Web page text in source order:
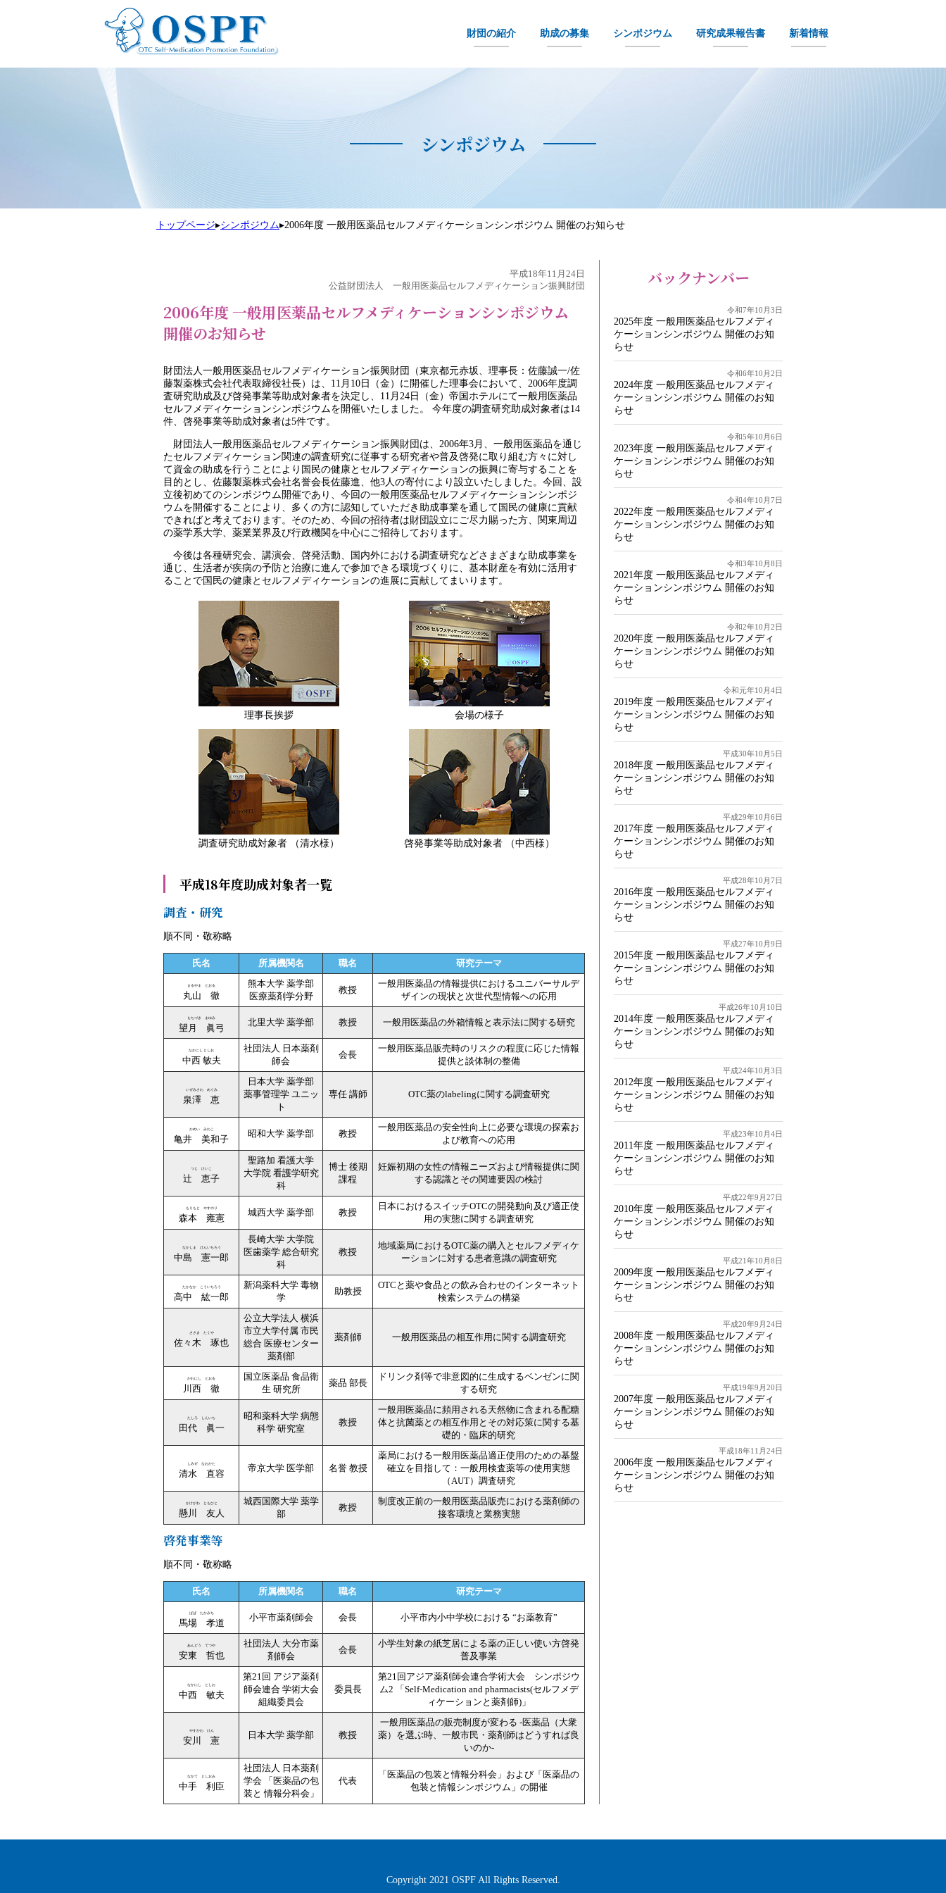
財団の紹介 助成の募集 シンポジウム 研究成果報告書 新着情報
シンポジウム
トップページ▸シンポジウム▸2006年度 一般用医薬品セルフメディケーションシンポジウム 開催のお知らせ
平成18年11月24日
公益財団法人 一般用医薬品セルフメディケーション振興財団
2006年度 一般用医薬品セルフメディケーションシンポジウム
開催のお知らせ
財団法人一般用医薬品セルフメディケーション振興財団（東京都元赤坂、理事長：佐藤誠一/佐
藤製薬株式会社代表取締役社長）は、11月10日（金）に開催した理事会において、2006年度調
査研究助成及び啓発事業等助成対象者を決定し、11月24日（金）帝国ホテルにて一般用医薬品
セルフメディケーションシンポジウムを開催いたしました。 今年度の調査研究助成対象者は14
件、啓発事業等助成対象者は5件です。
財団法人一般用医薬品セルフメディケーション振興財団は、2006年3月、一般用医薬品を通じ
たセルフメディケーション関連の調査研究に従事する研究者や普及啓発に取り組む方々に対し
て資金の助成を行うことにより国民の健康とセルフメディケーションの振興に寄与することを
目的とし、佐藤製薬株式会社名誉会長佐藤進、他3人の寄付により設立いたしました。今回、設
立後初めてのシンポジウム開催であり、今回の一般用医薬品セルフメディケーションシンポジ
ウムを開催することにより、多くの方に認知していただき助成事業を通して国民の健康に貢献
できればと考えております。そのため、今回の招待者は財団設立にご尽力賜った方、関東周辺
の薬学系大学、薬業業界及び行政機関を中心にご招待しております。
今後は各種研究会、講演会、啓発活動、国内外における調査研究などさまざまな助成事業を
通じ、生活者が疾病の予防と治療に進んで参加できる環境づくりに、基本財産を有効に活用す
ることで国民の健康とセルフメディケーションの進展に貢献してまいります。
理事長挨拶 会場の様子
調査研究助成対象者 （清水様） 啓発事業等助成対象者 （中西様）
平成18年度助成対象者一覧
調査・研究
順不同・敬称略
氏名 所属機関名 職名 研究テーマ
まるやま とおる
丸山 徹
熊本大学 薬学部
医療薬剤学分野
教授
一般用医薬品の情報提供におけるユニバーサルデ
ザインの現状と次世代型情報への応用
もちづき まゆみ
望月 眞弓
北里大学 薬学部 教授 一般用医薬品の外箱情報と表示法に関する研究
なかにし としお
中西 敏夫
社団法人 日本薬剤
師会
会長
一般用医薬品販売時のリスクの程度に応じた情報
提供と談体制の整備
いずみさわ めぐみ
泉澤 恵
日本大学 薬学部
薬事管理学 ユニッ
ト
専任 講師 OTC薬のlabelingに関する調査研究
かめい みわこ
亀井 美和子
昭和大学 薬学部 教授
一般用医薬品の安全性向上に必要な環境の探索お
よび教育への応用
つじ けいこ
辻 恵子
聖路加 看護大学
大学院 看護学研究
科
博士 後期
課程
妊娠初期の女性の情報ニーズおよび情報提供に関
する認識とその関連要因の検討
もりもと やすのり
森本 雍憲
城西大学 薬学部 教授
日本におけるスイッチOTCの開発動向及び適正使
用の実態に関する調査研究
なかしま けんいちろう
中島 憲一郎
長崎大学 大学院
医歯薬学 総合研究
科
教授
地域薬局におけるOTC薬の購入とセルフメディケ
ーションに対する患者意識の調査研究
たかなか こういちろう
高中 紘一郎
新潟薬科大学 毒物
学
助教授
OTCと薬や食品との飲み合わせのインターネット
検索システムの構築
ささき たくや
佐々木 琢也
公立大学法人 横浜
市立大学付属 市民
総合 医療センター
薬剤部
薬剤師 一般用医薬品の相互作用に関する調査研究
かわにし とおる
川西 徹
国立医薬品 食品衛
生 研究所
薬品 部長
ドリンク剤等で非意図的に生成するベンゼンに関
する研究
たしろ しんいち
田代 眞一
昭和薬科大学 病態
科学 研究室
教授
一般用医薬品に頻用される天然物に含まれる配糖
体と抗菌薬との相互作用とその対応策に関する基
礎的・臨床的研究
しみず なおかた
清水 直容
帝京大学 医学部 名誉 教授
薬局における一般用医薬品適正使用のための基盤
確立を目指して：一般用検査薬等の使用実態
（AUT）調査研究
かけがわ ともひと
懸川 友人
城西国際大学 薬学
部
教授
制度改正前の一般用医薬品販売における薬剤師の
接客環境と業務実態
啓発事業等
順不同・敬称略
氏名 所属機関名 職名 研究テーマ
ばば たかみち
馬場 孝道
小平市薬剤師会 会長 小平市内小中学校における “お薬教育”
あんどう てつや
安東 哲也
社団法人 大分市薬
剤師会
会長
小学生対象の紙芝居による薬の正しい使い方啓発
普及事業
なかにし としお
中西 敏夫
第21回 アジア薬剤
師会連合 学術大会
組織委員会
委員長
第21回アジア薬剤師会連合学術大会 シンポジウ
ム2 「Self-Medication and pharmacists(セルフメデ
ィケーションと薬剤師)」
やすかわ けん
安川 憲
日本大学 薬学部 教授
一般用医薬品の販売制度が変わる -医薬品（大衆
薬）を選ぶ時、一般市民・薬剤師はどうすれば良
いのか-
なかて としおみ
中手 利臣
社団法人 日本薬剤
学会 「医薬品の包
装と 情報分科会」
代表
「医薬品の包装と情報分科会」および「医薬品の
包装と情報シンポジウム」の開催
バックナンバー
令和7年10月3日
2025年度 一般用医薬品セルフメディ
ケーションシンポジウム 開催のお知
らせ
令和6年10月2日
2024年度 一般用医薬品セルフメディ
ケーションシンポジウム 開催のお知
らせ
令和5年10月6日
2023年度 一般用医薬品セルフメディ
ケーションシンポジウム 開催のお知
らせ
令和4年10月7日
2022年度 一般用医薬品セルフメディ
ケーションシンポジウム 開催のお知
らせ
令和3年10月8日
2021年度 一般用医薬品セルフメディ
ケーションシンポジウム 開催のお知
らせ
令和2年10月2日
2020年度 一般用医薬品セルフメディ
ケーションシンポジウム 開催のお知
らせ
令和元年10月4日
2019年度 一般用医薬品セルフメディ
ケーションシンポジウム 開催のお知
らせ
平成30年10月5日
2018年度 一般用医薬品セルフメディ
ケーションシンポジウム 開催のお知
らせ
平成29年10月6日
2017年度 一般用医薬品セルフメディ
ケーションシンポジウム 開催のお知
らせ
平成28年10月7日
2016年度 一般用医薬品セルフメディ
ケーションシンポジウム 開催のお知
らせ
平成27年10月9日
2015年度 一般用医薬品セルフメディ
ケーションシンポジウム 開催のお知
らせ
平成26年10月10日
2014年度 一般用医薬品セルフメディ
ケーションシンポジウム 開催のお知
らせ
平成24年10月3日
2012年度 一般用医薬品セルフメディ
ケーションシンポジウム 開催のお知
らせ
平成23年10月4日
2011年度 一般用医薬品セルフメディ
ケーションシンポジウム 開催のお知
らせ
平成22年9月27日
2010年度 一般用医薬品セルフメディ
ケーションシンポジウム 開催のお知
らせ
平成21年10月8日
2009年度 一般用医薬品セルフメディ
ケーションシンポジウム 開催のお知
らせ
平成20年9月24日
2008年度 一般用医薬品セルフメディ
ケーションシンポジウム 開催のお知
らせ
平成19年9月20日
2007年度 一般用医薬品セルフメディ
ケーションシンポジウム 開催のお知
らせ
平成18年11月24日
2006年度 一般用医薬品セルフメディ
ケーションシンポジウム 開催のお知
らせ
Copyright 2021 OSPF All Rights Reserved.